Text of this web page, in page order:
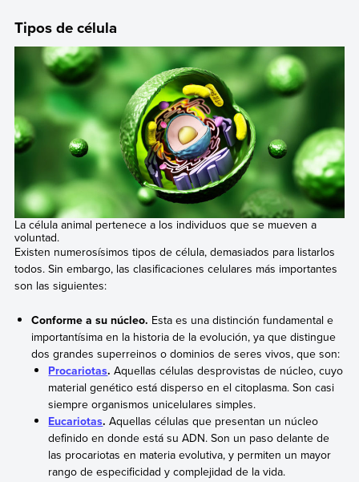
Tipos de célula
La célula animal pertenece a los individuos que se mueven a
voluntad.
Existen numerosísimos tipos de célula, demasiados para listarlos
todos. Sin embargo, las clasificaciones celulares más importantes
son las siguientes:
Conforme a su núcleo. Esta es una distinción fundamental e
importantísima en la historia de la evolución, ya que distingue
dos grandes superreinos o dominios de seres vivos, que son:
Procariotas. Aquellas células desprovistas de núcleo, cuyo
material genético está disperso en el citoplasma. Son casi
siempre organismos unicelulares simples.
Eucariotas. Aquellas células que presentan un núcleo
definido en donde está su ADN. Son un paso delante de
las procariotas en materia evolutiva, y permiten un mayor
rango de especificidad y complejidad de la vida.